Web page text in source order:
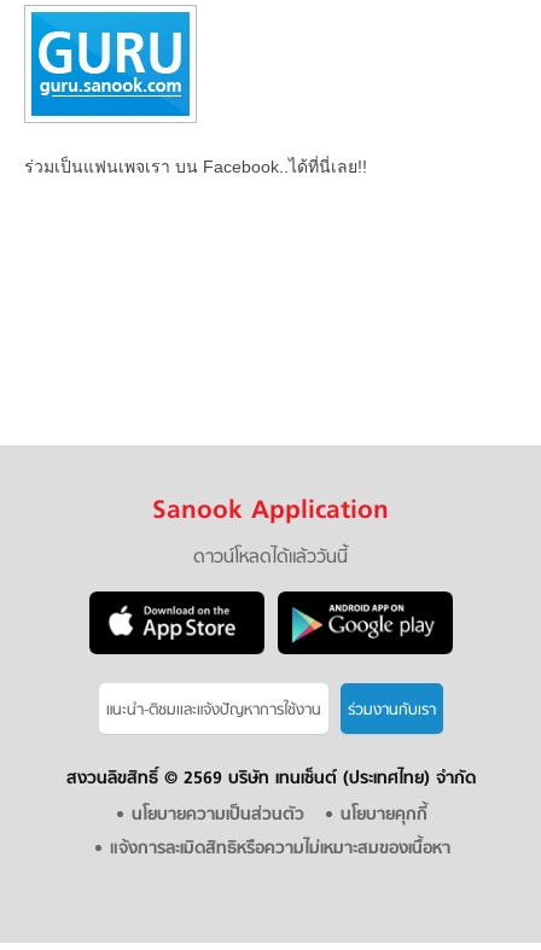
ร่วมเป็นแฟนเพจเรา บน Facebook..ได้ที่นี่เลย!!
Sanook Application
ดาวน์โหลดได้แล้ววันนี้
แนะนำ-ติชมเเละแจ้งปัญหาการใช้งาน ร่วมงานกับเรา
สงวนลิขสิทธิ์ © 2569 บริษัท เทนเซ็นต์ (ประเทศไทย) จำกัด
นโยบายความเป็นส่วนตัว
นโยบายคุกกี้
แจ้งการละเมิดสิทธิหรือความไม่เหมาะสมของเนื้อหา